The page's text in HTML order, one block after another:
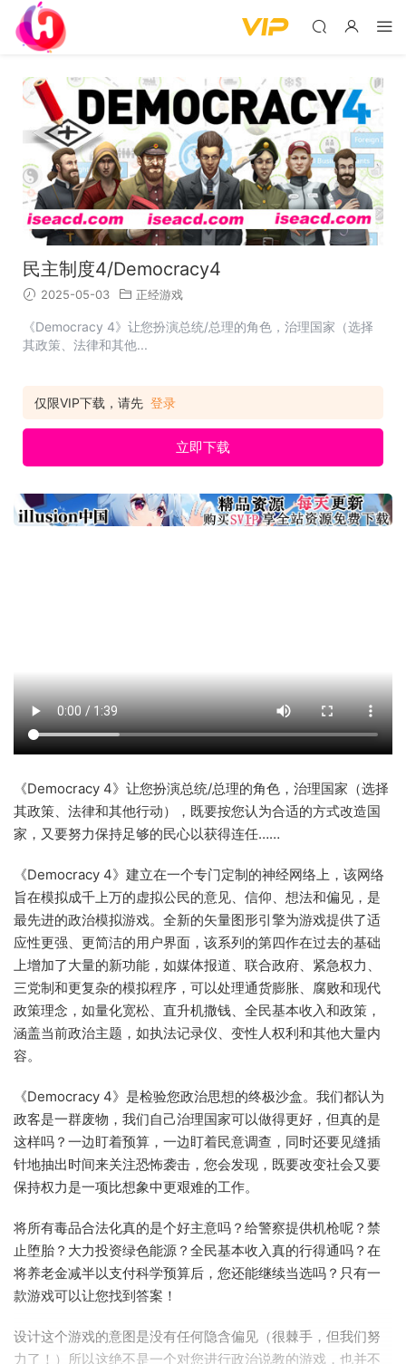
民主制度4/Democracy4
2025-05-03 正经游戏
《Democracy 4》让您扮演总统/总理的角色，治理国家（选择
其政策、法律和其他...
仅限VIP下载，请先 登录
立即下载
《Democracy 4》让您扮演总统/总理的角色，治理国家（选择
其政策、法律和其他行动），既要按您认为合适的方式改造国
家，又要努力保持足够的民心以获得连任……
《Democracy 4》建立在一个专门定制的神经网络上，该网络
旨在模拟成千上万的虚拟公民的意见、信仰、想法和偏见，是
最先进的政治模拟游戏。全新的矢量图形引擎为游戏提供了适
应性更强、更简洁的用户界面，该系列的第四作在过去的基础
上增加了大量的新功能，如媒体报道、联合政府、紧急权力、
三党制和更复杂的模拟程序，可以处理通货膨胀、腐败和现代
政策理念，如量化宽松、直升机撒钱、全民基本收入和政策，
涵盖当前政治主题，如执法记录仪、变性人权利和其他大量内
容。
《Democracy 4》是检验您政治思想的终极沙盒。我们都认为
政客是一群废物，我们自己治理国家可以做得更好，但真的是
这样吗？一边盯着预算，一边盯着民意调查，同时还要见缝插
针地抽出时间来关注恐怖袭击，您会发现，既要改变社会又要
保持权力是一项比想象中更艰难的工作。
将所有毒品合法化真的是个好主意吗？给警察提供机枪呢？禁
止堕胎？大力投资绿色能源？全民基本收入真的行得通吗？在
将养老金减半以支付科学预算后，您还能继续当选吗？只有一
款游戏可以让您找到答案！
设计这个游戏的意图是没有任何隐含偏见（很棘手，但我们努
力了！）所以这绝不是一个对您进行政治说教的游戏，也并不